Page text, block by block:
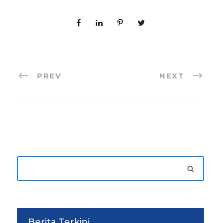
PREV NEXT